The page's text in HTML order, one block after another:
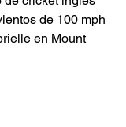
de 100 mph
en Mount